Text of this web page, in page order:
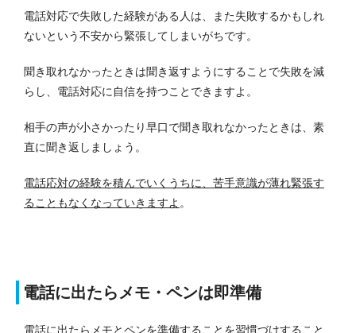
電話対応で失敗した経験がある人は、また失敗するかもしれ
ないという不安から緊張してしまいがちです。
聞き取れなかったときは聞き返すようにすることで失敗を減
らし、電話対応に自信を持つことできますよ。
相手の声が小さかったり早口で聞き取れなかったときは、素
直に聞き返しましょう。
電話応対の経験を積んでいくうちに、苦手意識が薄れ緊張す
ることもなくなっていきますよ 。
電話に出たらメモ・ペンは即準備
電話に出たらメモとペンを準備することを習慣づけすること